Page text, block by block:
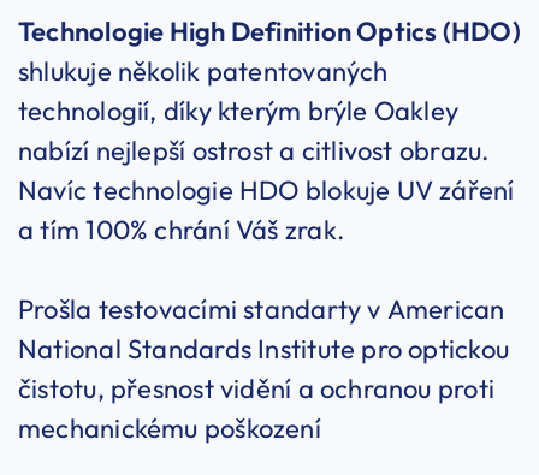
Technologie High Definition Optics (HDO)
shlukuje několik patentovaných
technologií, díky kterým brýle Oakley
nabízí nejlepší ostrost a citlivost obrazu.
Navíc technologie HDO blokuje UV záření
a tím 100% chrání Váš zrak.
Prošla testovacími standarty v American
National Standards Institute pro optickou
čistotu, přesnost vidění a ochranou proti
mechanickému poškození